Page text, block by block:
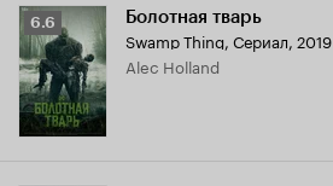
Рейтинг
Кинопоиска
6.6
6.6 Болотная тварь
Swamp Thing, Сериал, 2019
Alec Holland